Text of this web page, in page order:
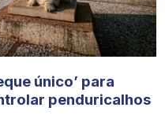
único’ para
penduricalhos